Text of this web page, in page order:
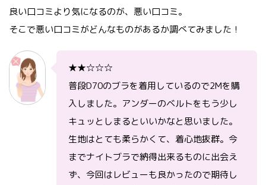
良い口コミより気になるのが、悪い口コミ。
そこで悪い口コミがどんなものがあるか調べてみました！
★★☆☆☆
普段D70のブラを着用しているので2Mを購
入しました。アンダーのベルトをもう少し
キュッとしまるといいかなと思いました。
生地はとても柔らかくて、着心地抜群。今
までナイトブラで納得出来るものに出会え
ず、今回はレビューも良かったので期待し